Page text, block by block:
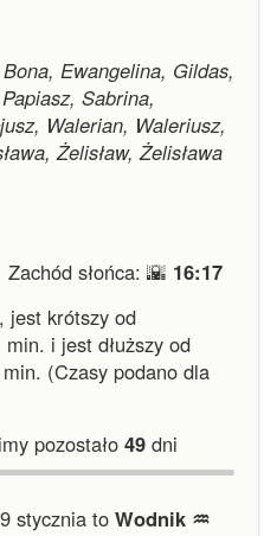
Ewangelina, Gildas,
Sabrina,
Walerian, Waleriusz,
Żelisław, Żelisława
Zachód słońca: 🌇 16:17
, jest krótszy od
min. i jest dłuższy od
(Czasy podano dla
pozostało 49 dni
stycznia to Wodnik ♒︎